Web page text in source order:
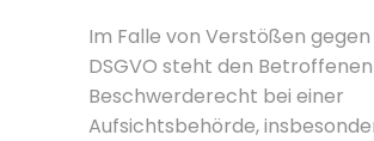
Im Falle von Verstößen gegen
DSGVO steht den
Beschwerderecht bei einer
Aufsichtsbehörde,